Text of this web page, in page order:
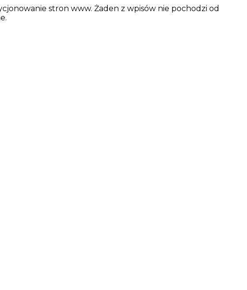
stron www. Żaden z wpisów nie pochodzi od